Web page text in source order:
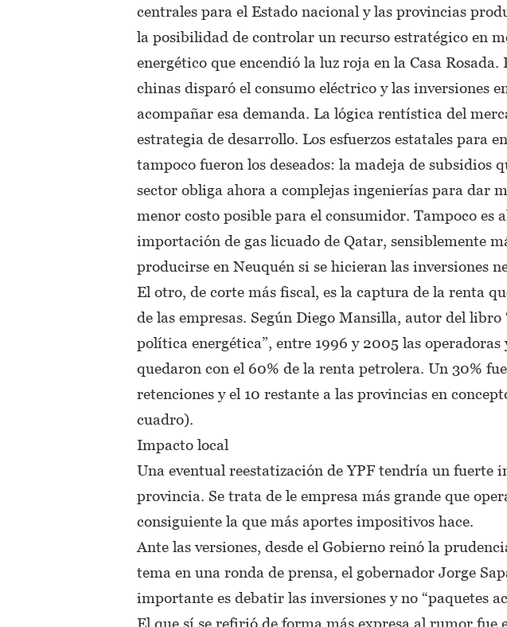
centrales para el Estado nacional y las provincias
la posibilidad de controlar un recurso estratégico en
energético que encendió la luz roja en la Casa
chinas disparó el consumo eléctrico y las inversiones
acompañar esa demanda. La lógica rentística del
estrategia de desarrollo. Los esfuerzos estatales para
tampoco fueron los deseados: la madeja de subsidios
sector obliga ahora a complejas ingenierías para dar
menor costo posible para el consumidor. Tampoco es
importación de gas licuado de Qatar, sensiblemente
producirse en Neuquén si se hicieran las inversiones
El otro, de corte más fiscal, es la captura de la renta
de las empresas. Según Diego Mansilla, autor del
política energética”, entre 1996 y 2005 las operadoras
quedaron con el 60% de la renta petrolera. Un 30%
retenciones y el 10 restante a las provincias en
cuadro).
Impacto local
Una eventual reestatización de YPF tendría un fuerte
provincia. Se trata de le empresa más grande que
consiguiente la que más aportes impositivos hace.
Ante las versiones, desde el Gobierno reinó la
tema en una ronda de prensa, el gobernador Jorge
importante es debatir las inversiones y no “paquetes
El que sí se refirió de forma más expresa al rumor fue